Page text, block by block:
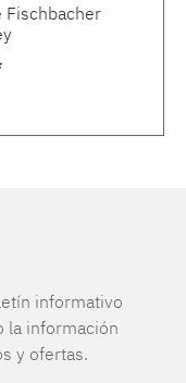
Fischbacher
informativo
la información
y ofertas.